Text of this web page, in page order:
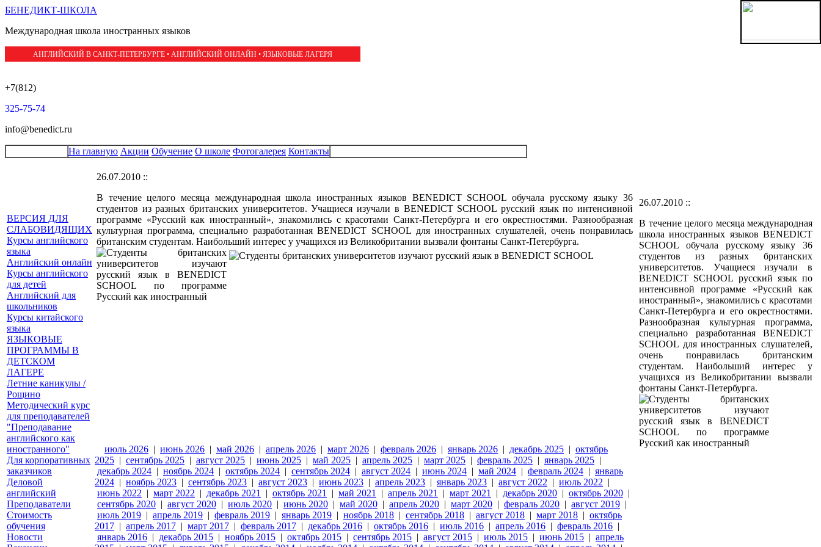
БЕНЕДИКТ-ШКОЛА
Международная школа иностранных языков
АНГЛИЙСКИЙ В САНКТ-ПЕТЕРБУРГЕ • АНГЛИЙСКИЙ ОНЛАЙН • ЯЗЫКОВЫЕ ЛАГЕРЯ
+7(812)
325-75-74
info@benedict.ru
На главную Акции Обучение О школе Фотогалерея Контакты
ВЕРСИЯ ДЛЯ
СЛАБОВИДЯЩИХ
Курсы английского
языка
Английский онлайн
Курсы английского
для детей
Английский для
школьников
Курсы китайского
языка
ЯЗЫКОВЫЕ
ПРОГРАММЫ В
ДЕТСКОМ
ЛАГЕРЕ
Летние каникулы /
Рощино
Методический курс
для преподавателей
"Преподавание
английского как
иностранного"
Для корпоративных
заказчиков
Деловой
английский
Преподаватели
Стоимость
обучения
Новости
26.07.2010 ::
В течение целого месяца международная школа иностранных языков BENEDICT SCHOOL обучала русскому языку 36
студентов из разных британских университетов. Учащиеся изучали в BENEDICT SCHOOL русский язык по интенсивной
программе «Русский как иностранный», знакомились с красотами Санкт-Петербурга и его окрестностями. Разнообразная
культурная программа, специально разработанная BENEDICT SCHOOL для иностранных слушателей, очень понравилась
британским студентам. Наибольший интерес у учащихся из Великобритании вызвали фонтаны Санкт-Петербурга.
июль 2026 | июнь 2026 | май 2026 | апрель 2026 | март 2026 | февраль 2026 | январь 2026 | декабрь 2025 | октябрь
2025 | сентябрь 2025 | август 2025 | июнь 2025 | май 2025 | апрель 2025 | март 2025 | февраль 2025 | январь 2025 |
декабрь 2024 | ноябрь 2024 | октябрь 2024 | сентябрь 2024 | август 2024 | июнь 2024 | май 2024 | февраль 2024 | январь
2024 | ноябрь 2023 | сентябрь 2023 | август 2023 | июнь 2023 | апрель 2023 | январь 2023 | август 2022 | июль 2022 |
июнь 2022 | март 2022 | декабрь 2021 | октябрь 2021 | май 2021 | апрель 2021 | март 2021 | декабрь 2020 | октябрь 2020 |
сентябрь 2020 | август 2020 | июль 2020 | июнь 2020 | май 2020 | апрель 2020 | март 2020 | февраль 2020 | август 2019 |
июль 2019 | апрель 2019 | февраль 2019 | январь 2019 | ноябрь 2018 | сентябрь 2018 | август 2018 | март 2018 | октябрь
2017 | апрель 2017 | март 2017 | февраль 2017 | декабрь 2016 | октябрь 2016 | июль 2016 | апрель 2016 | февраль 2016 |
январь 2016 | декабрь 2015 | ноябрь 2015 | октябрь 2015 | сентябрь 2015 | август 2015 | июль 2015 | июнь 2015 | апрель
26.07.2010 ::
В течение целого месяца международная
школа иностранных языков BENEDICT
SCHOOL обучала русскому языку 36
студентов из разных британских
университетов. Учащиеся изучали в
BENEDICT SCHOOL русский язык по
интенсивной программе «Русский как
иностранный», знакомились с красотами
Санкт-Петербурга и его окрестностями.
Разнообразная культурная программа,
специально разработанная BENEDICT
SCHOOL для иностранных слушателей,
очень понравилась британским
студентам. Наибольший интерес у
учащихся из Великобритании вызвали
фонтаны Санкт-Петербурга.